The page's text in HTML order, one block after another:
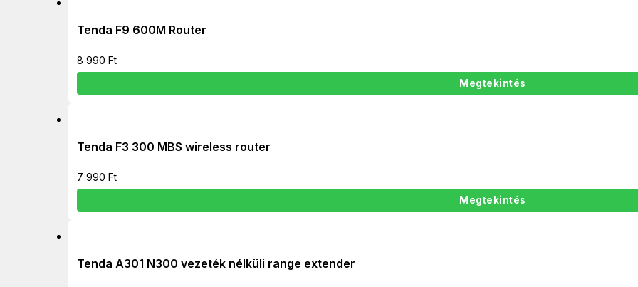
Tenda F9 600M Router
8 990 Ft
Megtekintés
Tenda F3 300 MBS wireless router
7 990 Ft
Megtekintés
Tenda A301 N300 vezeték nélküli range extender